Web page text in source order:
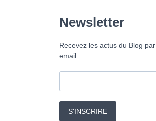
Newsletter
Recevez les actus du Blog par
email.
S'INSCRIRE